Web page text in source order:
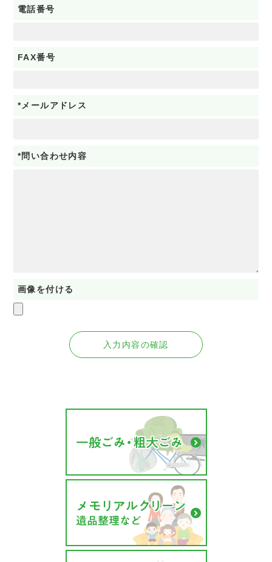
電話番号
FAX番号
*メールアドレス
*問い合わせ内容
画像を付ける